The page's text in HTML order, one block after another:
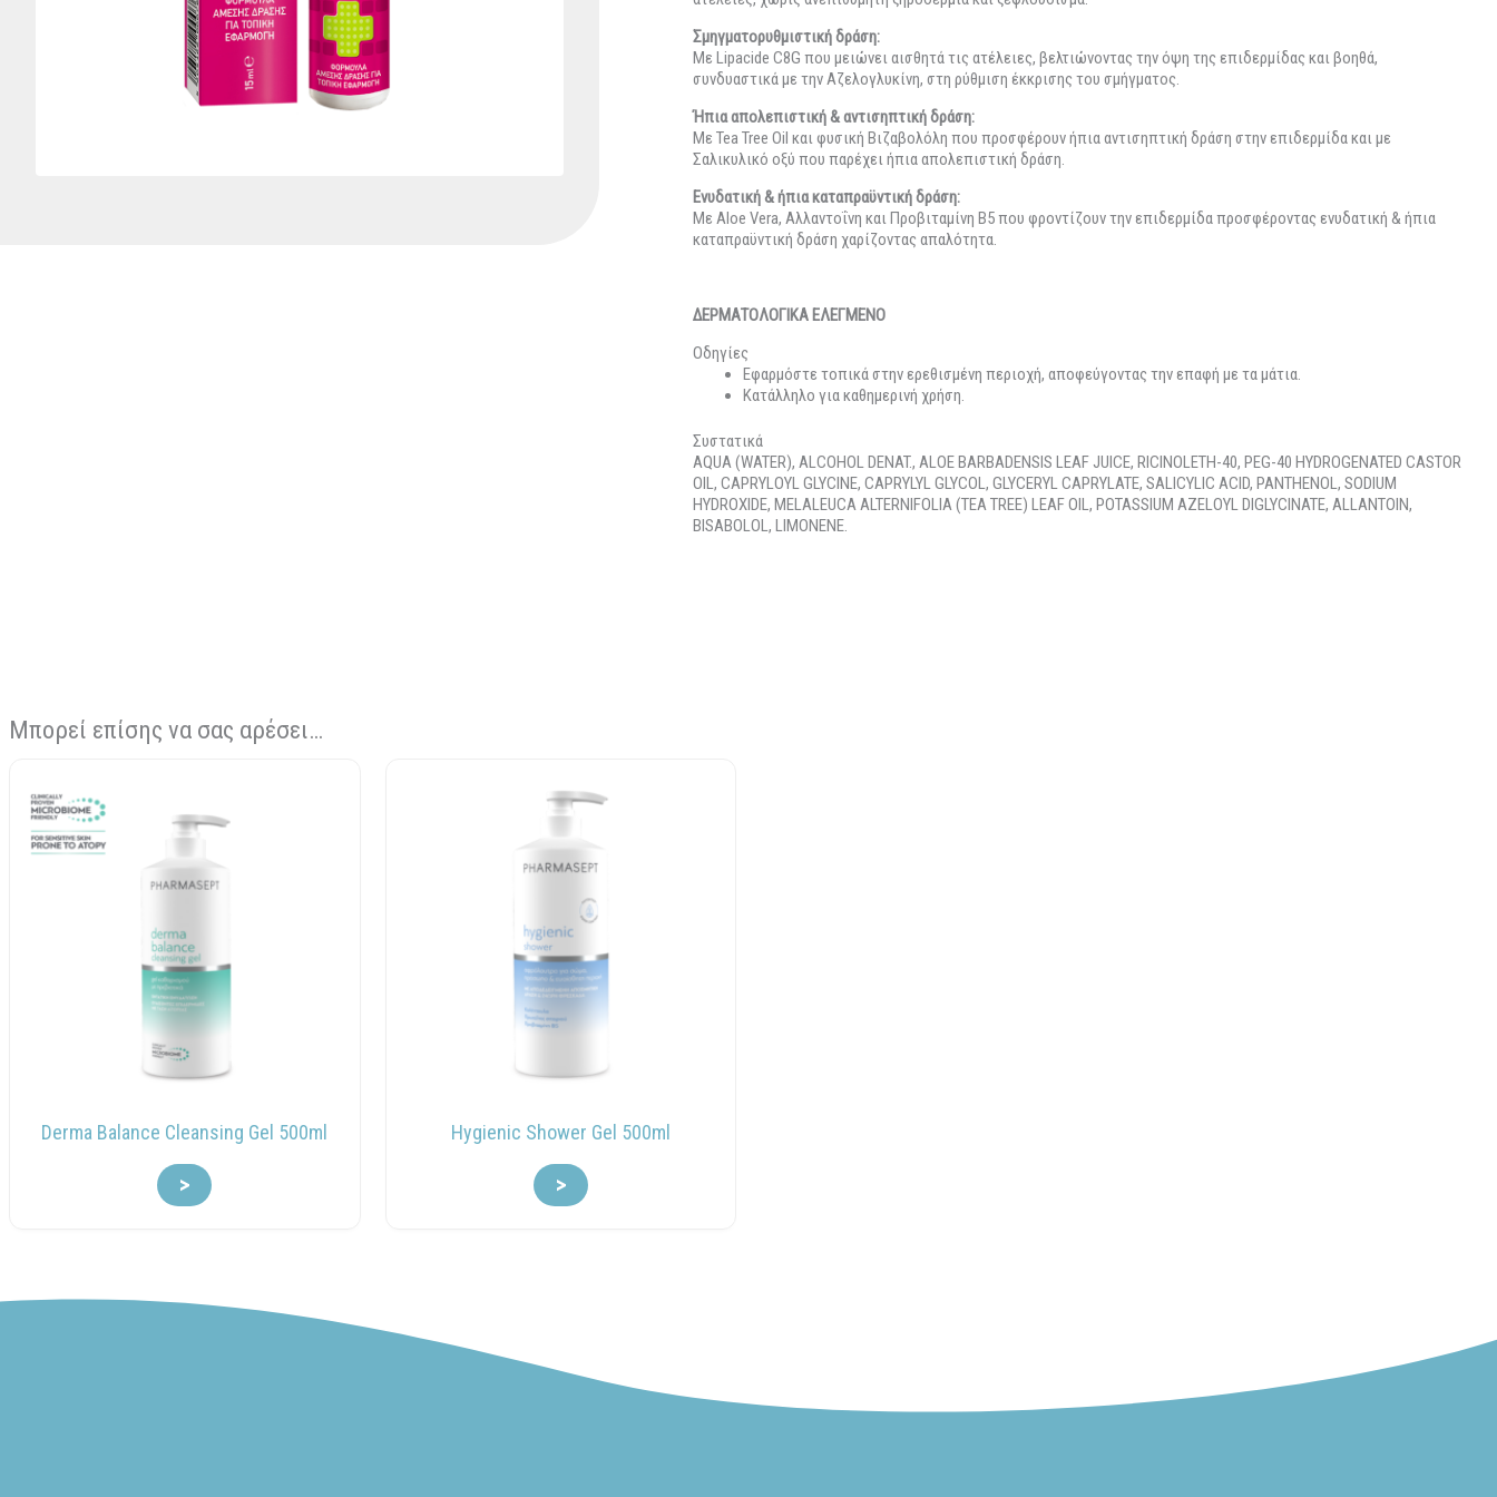
Σμηγματορυθμιστική δράση:
Με Lipacide C8G που μειώνει αισθητά τις ατέλειες, βελτιώνοντας την όψη της επιδερμίδας και βοηθά,
συνδυαστικά με την Αζελογλυκίνη, στη ρύθμιση έκκρισης του σμήγματος.
Ήπια απολεπιστική & αντισηπτική δράση:
Με Tea Tree Oil και φυσική Βιζαβολόλη που προσφέρουν ήπια αντισηπτική δράση στην επιδερμίδα και με
Σαλικυλικό οξύ που παρέχει ήπια απολεπιστική δράση.
Ενυδατική & ήπια καταπραϋντική δράση:
Με Aloe Vera, Αλλαντοΐνη και Προβιταμίνη Β5 που φροντίζουν την επιδερμίδα προσφέροντας ενυδατική & ήπια
καταπραϋντική δράση χαρίζοντας απαλότητα.
ΔΕΡΜΑΤΟΛΟΓΙΚΑ ΕΛΕΓΜΕΝΟ
Οδηγίες
Εφαρμόστε τοπικά στην ερεθισμένη περιοχή, αποφεύγοντας την επαφή με τα μάτια.
Κατάλληλο για καθημερινή χρήση.
Συστατικά
AQUA (WATER), ALCOHOL DENAT., ALOE BARBADENSIS LEAF JUICE, RICINOLETH-40, PEG-40 HYDROGENATED CASTOR
OIL, CAPRYLOYL GLYCINE, CAPRYLYL GLYCOL, GLYCERYL CAPRYLATE, SALICYLIC ACID, PANTHENOL, SODIUM
HYDROXIDE, MELALEUCA ALTERNIFOLIA (TEA TREE) LEAF OIL, POTASSIUM AZELOYL DIGLYCINATE, ALLANTOIN,
BISABOLOL, LIMONENE.
Μπορεί επίσης να σας αρέσει…
Derma Balance Cleansing Gel 500ml
>
Hygienic Shower Gel 500ml
>